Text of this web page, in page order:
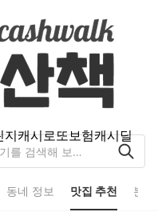
지캐시로또보험캐시딜
동네 정보 맛집 추천 분